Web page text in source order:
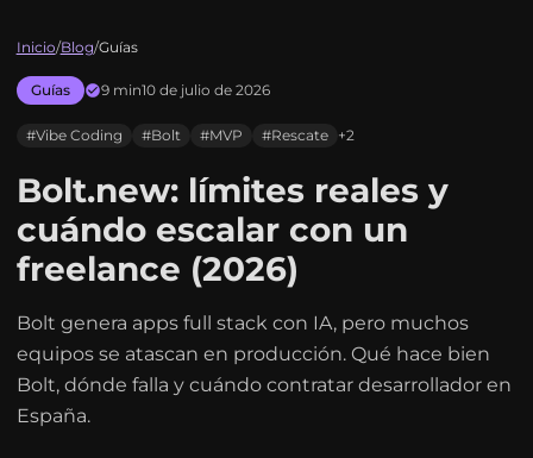
Inicio/Blog/Guías
Guías 9 min10 de julio de 2026
#Vibe Coding #Bolt #MVP #Rescate +2
Bolt.new: límites reales y
cuándo escalar con un
freelance (2026)
Bolt genera apps full stack con IA, pero muchos
equipos se atascan en producción. Qué hace bien
Bolt, dónde falla y cuándo contratar desarrollador en
España.